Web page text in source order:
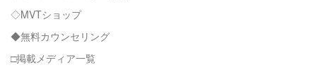
◇MVTショップ
◆無料カウンセリング
□掲載メディア一覧